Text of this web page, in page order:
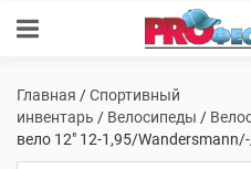
Главная /Спортивный
инвентарь / Велосипеды /
вело 12″ 12-1,95/